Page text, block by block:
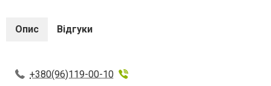
Опис Відгуки
+380(96)119-00-10